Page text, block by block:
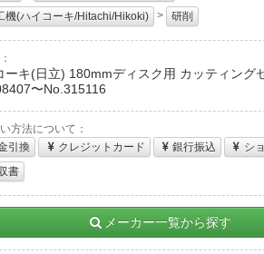
機(ハイコーキ/Hitachi/Hikoki)
> 研削
ーキ(日立) 180mmディスク用 カッティング
〜No.315116
方法について：
引換
クレジットカード 銀行振込
シ
書
メーカー一覧から探す